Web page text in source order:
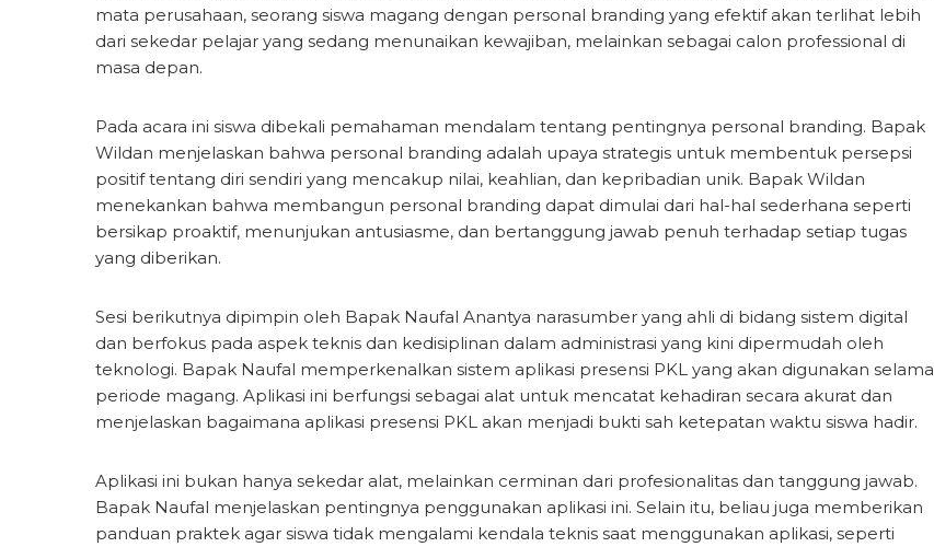
mata perusahaan, seorang siswa magang dengan personal branding yang efektif akan terlihat lebih
dari sekedar pelajar yang sedang menunaikan kewajiban, melainkan sebagai calon professional di
masa depan.
Pada acara ini siswa dibekali pemahaman mendalam tentang pentingnya personal branding. Bapak
Wildan menjelaskan bahwa personal branding adalah upaya strategis untuk membentuk persepsi
positif tentang diri sendiri yang mencakup nilai, keahlian, dan kepribadian unik. Bapak Wildan
menekankan bahwa membangun personal branding dapat dimulai dari hal-hal sederhana seperti
bersikap proaktif, menunjukan antusiasme, dan bertanggung jawab penuh terhadap setiap tugas
yang diberikan.
Sesi berikutnya dipimpin oleh Bapak Naufal Anantya narasumber yang ahli di bidang sistem digital
dan berfokus pada aspek teknis dan kedisiplinan dalam administrasi yang kini dipermudah oleh
teknologi. Bapak Naufal memperkenalkan sistem aplikasi presensi PKL yang akan digunakan selama
periode magang. Aplikasi ini berfungsi sebagai alat untuk mencatat kehadiran secara akurat dan
menjelaskan bagaimana aplikasi presensi PKL akan menjadi bukti sah ketepatan waktu siswa hadir.
Aplikasi ini bukan hanya sekedar alat, melainkan cerminan dari profesionalitas dan tanggung jawab.
Bapak Naufal menjelaskan pentingnya penggunakan aplikasi ini. Selain itu, beliau juga memberikan
panduan praktek agar siswa tidak mengalami kendala teknis saat menggunakan aplikasi, seperti